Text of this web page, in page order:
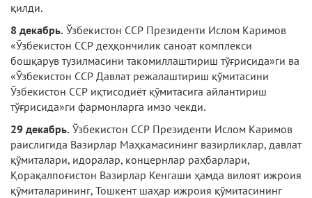
қилди.
8 декабрь. Ўзбекистон ССР Президенти Ислом Каримов
«Ўзбекистон ССР деҳқончилик саноат комплекси
бошқарув тузилмасини такомиллаштириш тўғрисида»ги ва
«Ўзбекистон ССР Давлат режалаштириш қўмитасини
Ўзбекистон ССР иқтисодиёт қўмитасига айлантириш
тўғрисида»ги фармонларга имзо чекди.
29 декабрь. Ўзбекистон ССР Президенти Ислом Каримов
раислигида Вазирлар Маҳкамасининг вазирликлар, давлат
қўмиталари, идоралар, концернлар раҳбарлари,
Қорақалпоғистон Вазирлар Кенгаши ҳамда вилоят ижроия
қўмиталарининг, Тошкент шаҳар ижроия қўмитасининг